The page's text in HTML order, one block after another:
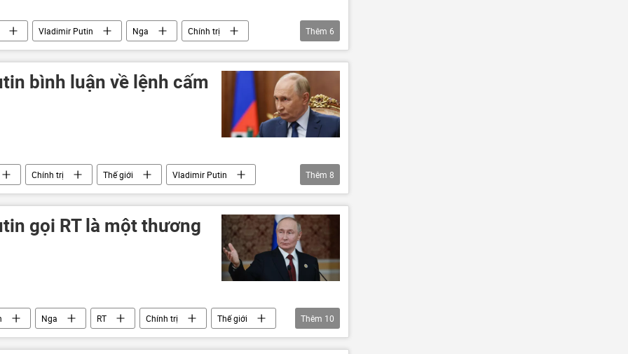
Vladimir Putin Nga
Chính trị
Segodnya
doanh nghiệp RT
Thêm 6
bình luận về lệnh cấm
Chính trị Thế giới
Vladimir Putin
Tây Ban Nha Mỹ Latinh Argentina
Thêm 8
gọi RT là một thương
Nga RT Chính trị
Thế giới
Venezuela
Peru Panama
Mexico
Thêm 10